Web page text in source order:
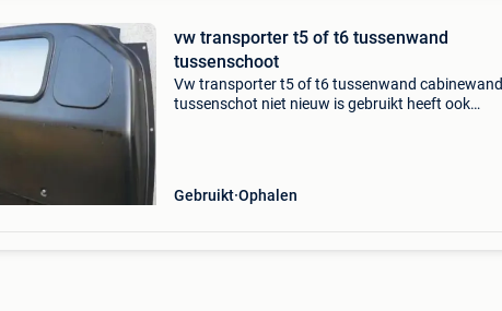
vw transporter t5 of t6 tussenwand
tussenschoot
Vw transporter t5 of t6 tussenwand cabinewand
tussenschot niet nieuw is gebruikt heeft ook
Gebruikt Ophalen